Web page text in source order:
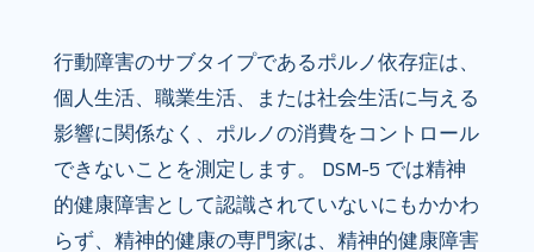
行動障害のサブタイプであるポルノ依存症は、
個人生活、職業生活、または社会生活に与える
影響に関係なく、ポルノの消費をコントロール
できないことを測定します。 DSM-5 では精神
的健康障害として認識されていないにもかかわ
らず、精神的健康の専門家は、精神的健康障害